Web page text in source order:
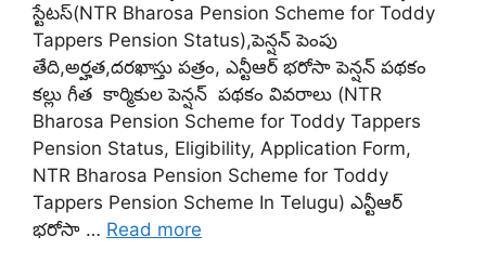
స్టేటస్(NTR Bharosa Pension Scheme for Toddy
Tappers Pension Status),పెన్షన్ పెంపు
తేది,అర్హత,దరఖాస్తు పత్రం, ఎన్టీఆర్ భరోసా పెన్షన్ పథకం
కల్లు గీత కార్మికుల పెన్షన్ పథకం వివరాలు (NTR
Bharosa Pension Scheme for Toddy Tappers
Pension Status, Eligibility, Application Form,
NTR Bharosa Pension Scheme for Toddy
Tappers Pension Scheme In Telugu) ఎన్టీఆర్
భరోసా … Read more